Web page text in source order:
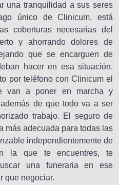
una tranquilidad a sus seres
único de Clinicum, está
coberturas necesarias del
y ahorrando dolores de
que se encarguen de
hacer en esa situación.
por teléfono con Clinicum el
van a poner en marcha y
de que todo va a ser
trabajo. El seguro de
más adecuada para todas las
independientemente de
la que te encuentres, te
una funeraria en ese
que negociar.